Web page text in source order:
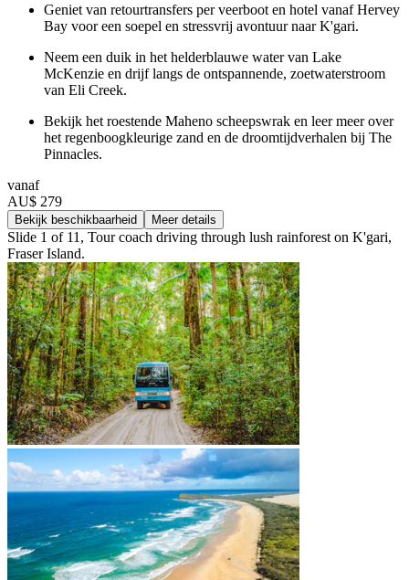
Geniet van retourtransfers per veerboot en hotel vanaf Hervey
Bay voor een soepel en stressvrij avontuur naar K'gari.
Neem een duik in het helderblauwe water van Lake
McKenzie en drijf langs de ontspannende, zoetwaterstroom
van Eli Creek.
Bekijk het roestende Maheno scheepswrak en leer meer over
het regenboogkleurige zand en de droomtijdverhalen bij The
Pinnacles.
vanaf
AU$ 279
Bekijk beschikbaarheid Meer details
Slide 1 of 11, Tour coach driving through lush rainforest on K'gari,
Fraser Island.